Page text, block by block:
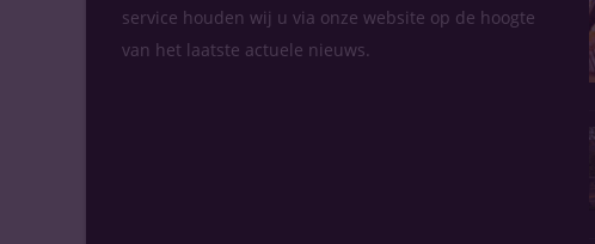
service houden wij u via onze website op de hoogte
van het laatste actuele nieuws.